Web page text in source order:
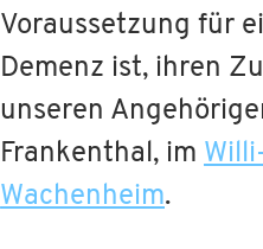
Voraussetzung für
Demenz ist, ihren
unseren
Frankenthal, im
Wachenheim.